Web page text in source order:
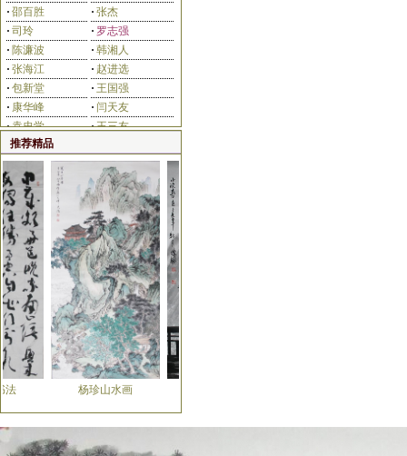
宁学法 庄叶欣
王世英
滑彦领 耿歧超
杨宏伟
· 邵百胜 · 张杰
· 司玲 · 罗志强
· 陈濂波 · 韩湘人
· 张海江 · 赵进选
· 包新堂 · 王国强
· 康华峰 · 闫天友
·袁忠学 ·王三友
宋野岩
推荐精品
书法 杨珍山水画